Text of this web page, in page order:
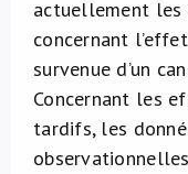
actuellement les
concernant
survenue d’un
Concernant les
tardifs, les